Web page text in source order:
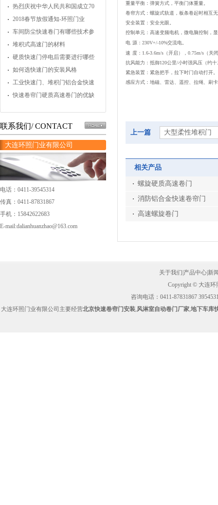
热烈庆祝中华人民共和国成立70
周年
2018春节放假通知-环照门业
车间防尘快速卷门有哪些技术参
数
堆积式高速门的材料
硬质快速门停电后需要进行哪些
操作？
如何选快速门的安装风格
工业快速门、堆积门铝合金快速
门的应用
快速卷帘门硬质高速卷门的优缺
联系我们/ CONTACT
大连环照门业有限公司
电话：0411-39545314
传真：0411-87831867
手机：15842622683
E-mail:dalianhuanzhao@163.com
重量平衡：弹簧方式，平衡门体重量。
卷帘方式：螺旋式轨道，板条卷起时相互
安全装置：安全光眼。
控制单元：高速变频电机，微电脑控制，
电 源： 230V+/-10%交流电。
速 度： 1.6-3.6m/s （开启）， 0.75m/s （关
抗风能力：抵御120公里/小时强风压（约
紧急装置：紧急把手，拉下时门自动打开。
感应方式：地磁、雷达、遥控、拉绳、刷
上一篇 大型柔性堆积门
相关产品
螺旋硬质高速卷门
消防铝合金快速卷帘门
高速螺旋卷门
关于我们 产品中心| 新
Copyright © 大连
咨询电话：0411-87831867
大连环照门业有限公司主要经营北京快速卷帘门安装,风淋室自动卷门厂家,地下车库